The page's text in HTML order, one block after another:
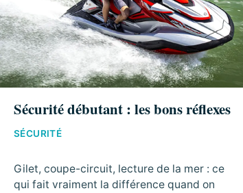
Sécurité débutant : les bons réflexes
SÉCURITÉ
Gilet, coupe-circuit, lecture de la mer : ce
qui fait vraiment la différence quand on